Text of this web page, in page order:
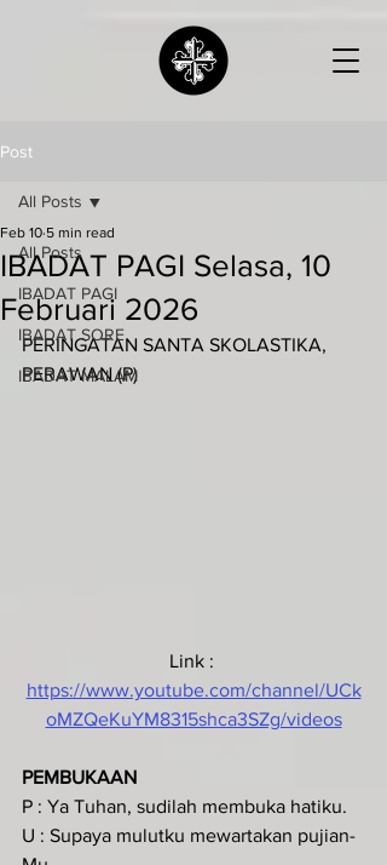
Post
All Posts
IBADAT PAGI
IBADAT SORE
IBADAT MALAM
All Posts
IBADAT PAGI Selasa, 10
Februari 2026
Feb 10 5 min read
PERINGATAN SANTA SKOLASTIKA,
PERAWAN (P)
Link :
https://www.youtube.com/channel/UCk
oMZQeKuYM8315shca3SZg/videos
PEMBUKAAN
P : Ya Tuhan, sudilah membuka hatiku.
U : Supaya mulutku mewartakan pujian-